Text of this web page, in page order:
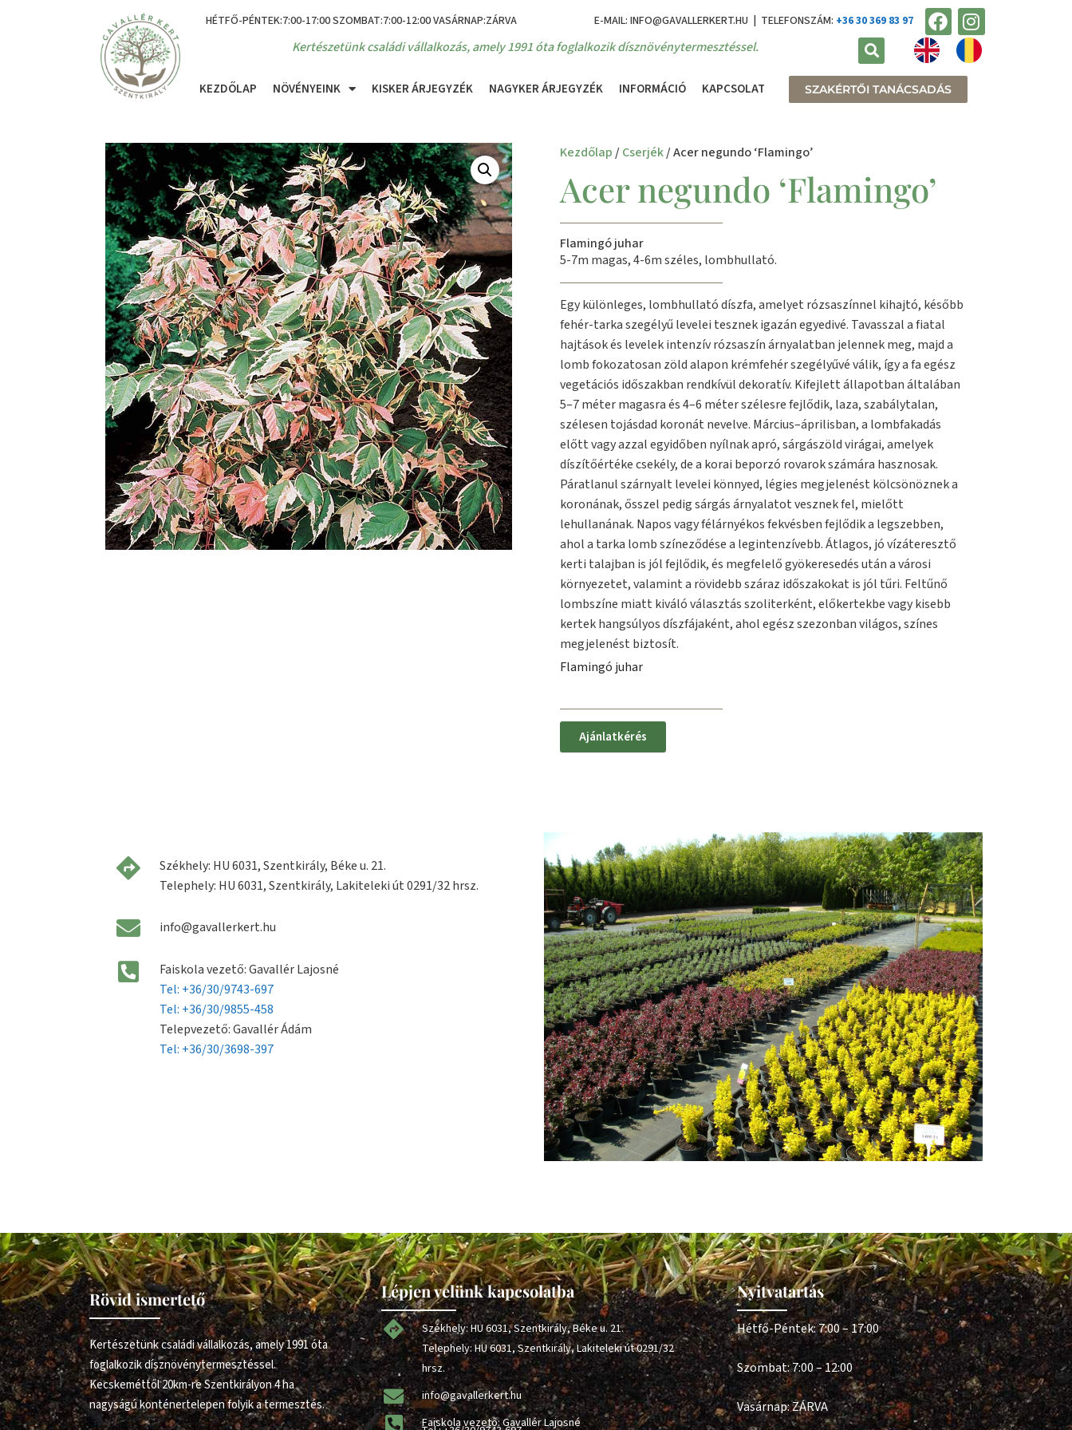
HÉTFŐ-PÉNTEK:7:00-17:00 SZOMBAT:7:00-12:00 VASÁRNAP:ZÁRVA E-MAIL: INFO@GAVALLERKERT.HU | TELEFONSZÁM: +36 30 369 83 97
Kertészetünk családi vállalkozás, amely 1991 óta foglalkozik dísznövénytermesztéssel.
KEZDŐLAP NÖVÉNYEINK KISKER ÁRJEGYZÉK NAGYKER ÁRJEGYZÉK INFORMÁCIÓ KAPCSOLAT SZAKÉRTŐI TANÁCSADÁS
Kezdőlap /Cserjék/ Acer negundo ‘Flamingo’
Acer negundo ‘Flamingo’
Flamingó juhar
5-7m magas, 4-6m széles, lombhullató.
Egy különleges, lombhullató díszfa, amelyet rózsaszínnel kihajtó, később
fehér-tarka szegélyű levelei tesznek igazán egyedivé. Tavasszal a fiatal
hajtások és levelek intenzív rózsaszín árnyalatban jelennek meg, majd a
lomb fokozatosan zöld alapon krémfehér szegélyűvé válik, így a fa egész
vegetációs időszakban rendkívül dekoratív. Kifejlett állapotban általában
5–7 méter magasra és 4–6 méter szélesre fejlődik, laza, szabálytalan,
szélesen tojásdad koronát nevelve. Március–áprilisban, a lombfakadás
előtt vagy azzal egyidőben nyílnak apró, sárgászöld virágai, amelyek
díszítőértéke csekély, de a korai beporzó rovarok számára hasznosak.
Páratlanul szárnyalt levelei könnyed, légies megjelenést kölcsönöznek a
koronának, ősszel pedig sárgás árnyalatot vesznek fel, mielőtt
lehullanának. Napos vagy félárnyékos fekvésben fejlődik a legszebben,
ahol a tarka lomb színeződése a legintenzívebb. Átlagos, jó vízáteresztő
kerti talajban is jól fejlődik, és megfelelő gyökeresedés után a városi
környezetet, valamint a rövidebb száraz időszakokat is jól tűri. Feltűnő
lombszíne miatt kiváló választás szoliterként, előkertekbe vagy kisebb
kertek hangsúlyos díszfájaként, ahol egész szezonban világos, színes
megjelenést biztosít.
Flamingó juhar
Ajánlatkérés
Székhely: HU 6031, Szentkirály, Béke u. 21.
Telephely: HU 6031, Szentkirály, Lakiteleki út 0291/32 hrsz.
info@gavallerkert.hu
Faiskola vezető: Gavallér Lajosné
Tel: +36/30/9743-697
Tel: +36/30/9855-458
Telepvezető: Gavallér Ádám
Tel: +36/30/3698-397
Rövid ismertető
Kertészetünk családi vállalkozás, amely 1991 óta
foglalkozik dísznövénytermesztéssel.
Kecskeméttől 20km-re Szentkirályon 4 ha
nagyságú konténertelepen folyik a termesztés.
Lépjen velünk kapcsolatba
Székhely: HU 6031, Szentkirály, Béke u. 21.
Telephely: HU 6031, Szentkirály, Lakiteleki út 0291/32
hrsz.
info@gavallerkert.hu
Faiskola vezető: Gavallér Lajosné
Nyitvatartás
Hétfő-Péntek: 7:00 – 17:00
Szombat: 7:00 – 12:00
Vasárnap: ZÁRVA